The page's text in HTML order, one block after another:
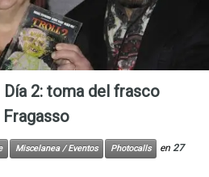
Día 2: toma del frasco
Fragasso
Miscelanea / Eventos Photocalls en 27